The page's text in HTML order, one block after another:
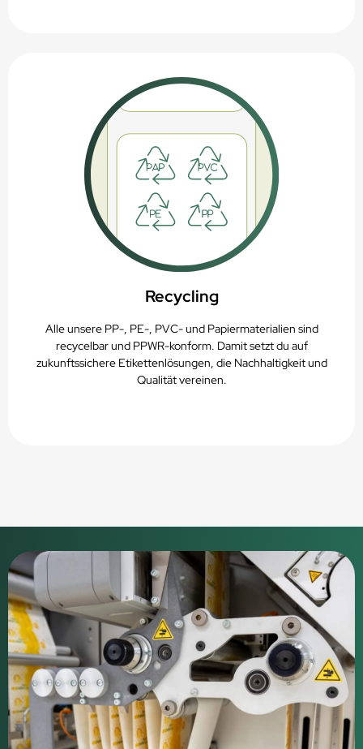
Recycling
Alle unsere PP-, PE-, PVC- und Papiermaterialien sind
recycelbar und PPWR-konform. Damit setzt du auf
zukunftssichere Etikettenlösungen, die Nachhaltigkeit und
Qualität vereinen.